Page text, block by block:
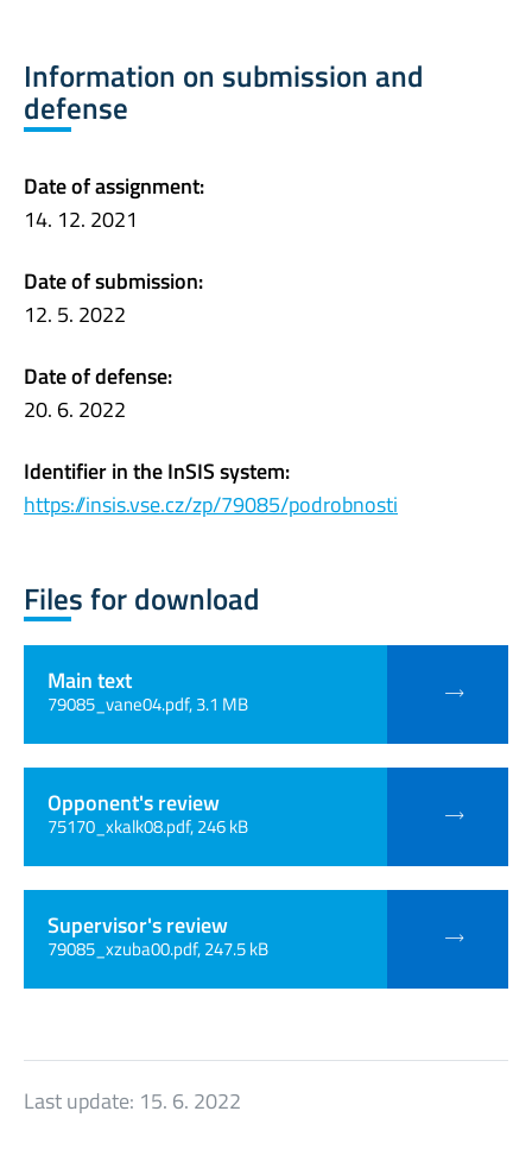
Information on submission and
defense
Date of assignment:
14. 12. 2021
Date of submission:
12. 5. 2022
Date of defense:
20. 6. 2022
Identifier in the InSIS system:
https://insis.vse.cz/zp/79085/podrobnosti
Files for download
Main text
79085_vane04.pdf, 3.1 MB
Opponent's review
75170_xkalk08.pdf, 246 kB
Supervisor's review
79085_xzuba00.pdf, 247.5 kB
Last update: 15. 6. 2022